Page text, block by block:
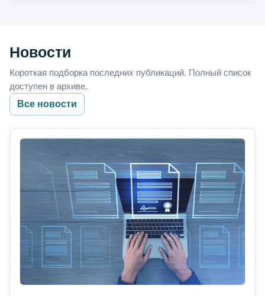
Новости
Короткая подборка последних публикаций. Полный список
доступен в архиве.
Все новости